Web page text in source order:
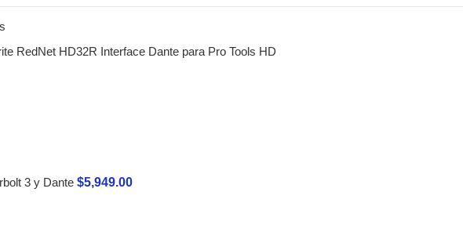
Interfaces de Audio
Focal
RedNet HD32R Interface Dante para Pro Tools HD
3 y Dante $5,949.00